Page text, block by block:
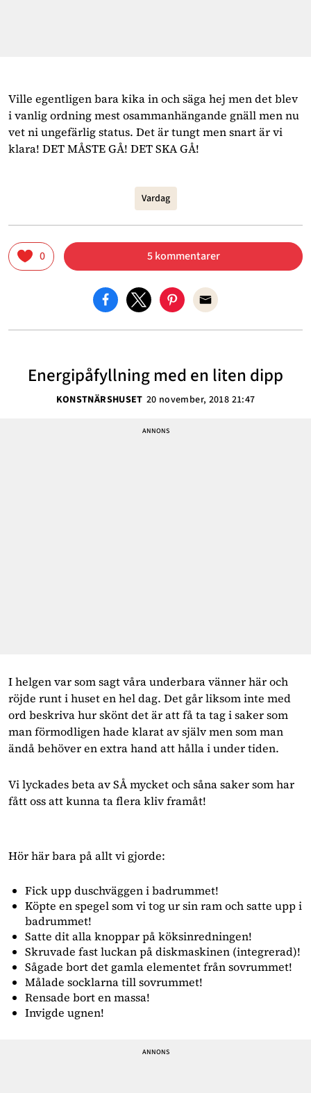
Ville egentligen bara kika in och säga hej men det blev
i vanlig ordning mest osammanhängande gnäll men nu
vet ni ungefärlig status. Det är tungt men snart är vi
klara! DET MÅSTE GÅ! DET SKA GÅ!
Vardag
0 5 kommentarer
Energipåfyllning med en liten dipp
KONSTNÄRSHUSET 20 november, 2018 21:47
I helgen var som sagt våra underbara vänner här och
röjde runt i huset en hel dag. Det går liksom inte med
ord beskriva hur skönt det är att få ta tag i saker som
man förmodligen hade klarat av själv men som man
ändå behöver en extra hand att hålla i under tiden.
Vi lyckades beta av SÅ mycket och såna saker som har
fått oss att kunna ta flera kliv framåt!
Hör här bara på allt vi gjorde:
Fick upp duschväggen i badrummet!
Köpte en spegel som vi tog ur sin ram och satte upp i
badrummet!
Satte dit alla knoppar på köksinredningen!
Skruvade fast luckan på diskmaskinen (integrerad)!
Sågade bort det gamla elementet från sovrummet!
Målade socklarna till sovrummet!
Rensade bort en massa!
Invigde ugnen!